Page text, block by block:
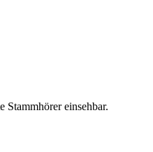
einsehbar.